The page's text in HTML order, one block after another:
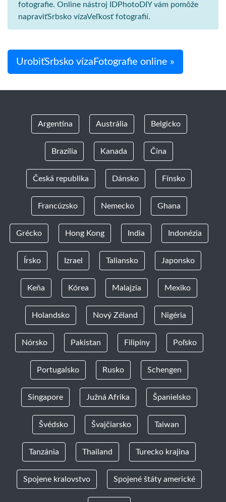
fotografie. Online nástroj IDPhotoDIY vám pomôže
napraviťSrbsko vízaVeľkosť fotografií.
UrobiťSrbsko vízaFotografie online »
Argentína Austrália Belgicko
Brazília Kanada Čína
Česká republika Dánsko Fínsko
Francúzsko Nemecko Ghana
Grécko Hong Kong India Indonézia
Írsko Izrael Taliansko Japonsko
Keňa Kórea Malajzia Mexiko
Holandsko Nový Zéland Nigéria
Nórsko Pakistan Filipíny Poľsko
Portugalsko Rusko Schengen
Singapore Južná Afrika Španielsko
Švédsko Švajčiarsko Taiwan
Tanzánia Thailand Turecko krajina
Spojene kralovstvo Spojené štáty americké